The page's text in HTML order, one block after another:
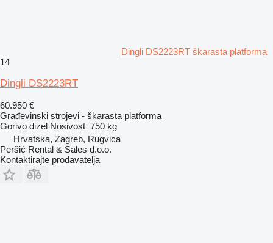
Dingli DS2223RT škarasta platforma
14
Dingli DS2223RT
60.950 €
Građevinski strojevi - škarasta platforma
Gorivo dizel Nosivost 750 kg
Hrvatska, Zagreb, Rugvica
Peršić Rental & Sales d.o.o.
Kontaktirajte prodavatelja